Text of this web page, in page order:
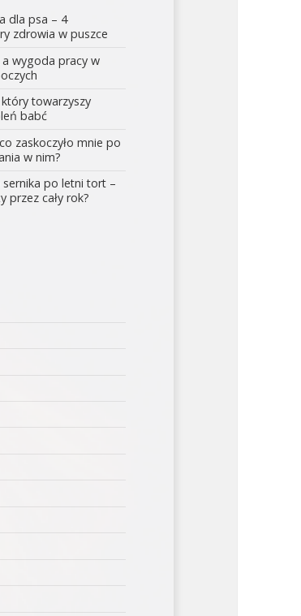
dla psa – 4
zdrowia w puszce
wygoda pracy w
towarzyszy
babć
zaskoczyło mnie po
w nim?
po letni tort –
przez cały rok?